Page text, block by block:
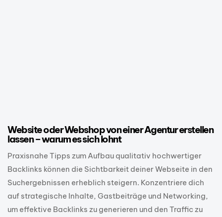
Website oder Webshop von einer Agentur erstellen
lassen – warum es sich lohnt
Praxisnahe Tipps zum Aufbau qualitativ hochwertiger
Backlinks können die Sichtbarkeit deiner Webseite in den
Suchergebnissen erheblich steigern. Konzentriere dich
auf strategische Inhalte, Gastbeiträge und Networking,
um effektive Backlinks zu generieren und den Traffic zu